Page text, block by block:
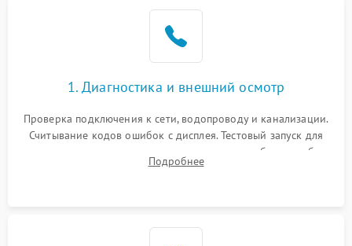
1. Диагностика и внешний осмотр
Проверка подключения к сети, водопроводу и канализации.
Считывание кодов ошибок с дисплея. Тестовый запуск для
выявления посторонних шумов, протечек или сбоев в работе
электронного модуля управления.
Подробнее